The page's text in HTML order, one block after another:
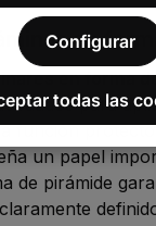
en
en forma
para
función
un papel
de pirámide
Configurar
todas las